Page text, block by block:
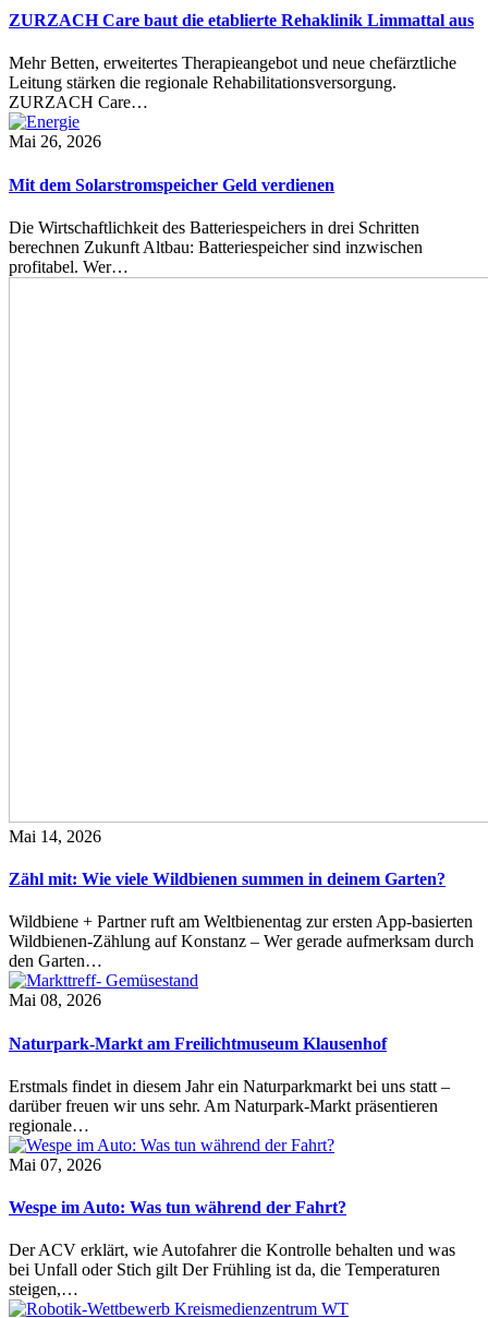
ZURZACH Care baut die etablierte Rehaklinik Limmattal aus
Mehr Betten, erweitertes Therapieangebot und neue chefärztliche
Leitung stärken die regionale Rehabilitationsversorgung.
ZURZACH Care…
Mai 26, 2026
Mit dem Solarstromspeicher Geld verdienen
Die Wirtschaftlichkeit des Batteriespeichers in drei Schritten
berechnen Zukunft Altbau: Batteriespeicher sind inzwischen
profitabel. Wer…
Mai 14, 2026
Zähl mit: Wie viele Wildbienen summen in deinem Garten?
Wildbiene + Partner ruft am Weltbienentag zur ersten App-basierten
Wildbienen-Zählung auf Konstanz – Wer gerade aufmerksam durch
den Garten…
Mai 08, 2026
Naturpark-Markt am Freilichtmuseum Klausenhof
Erstmals findet in diesem Jahr ein Naturparkmarkt bei uns statt –
darüber freuen wir uns sehr. Am Naturpark-Markt präsentieren
regionale…
Mai 07, 2026
Wespe im Auto: Was tun während der Fahrt?
Der ACV erklärt, wie Autofahrer die Kontrolle behalten und was
bei Unfall oder Stich gilt Der Frühling ist da, die Temperaturen
steigen,…